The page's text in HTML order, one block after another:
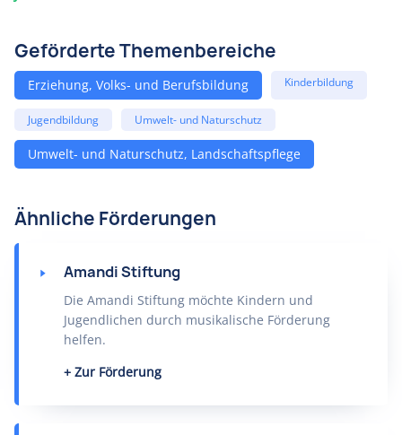
Geförderte Themenbereiche
Erziehung, Volks- und Berufsbildung Kinderbildung
Jugendbildung Umwelt- und Naturschutz
Umwelt- und Naturschutz, Landschaftspflege
Ähnliche Förderungen
Amandi Stiftung
Die Amandi Stiftung möchte Kindern und
Jugendlichen durch musikalische Förderung
helfen.
Zur Förderung